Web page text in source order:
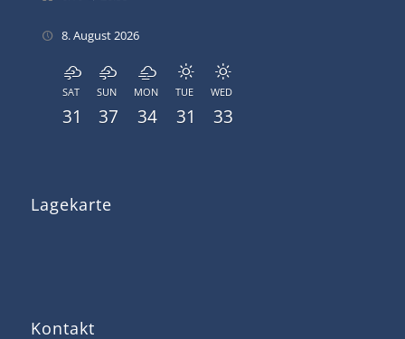
8. August 2026
SAT
31
SUN
37
MON
34
TUE
31
WED
33
Lagekarte
Kontakt